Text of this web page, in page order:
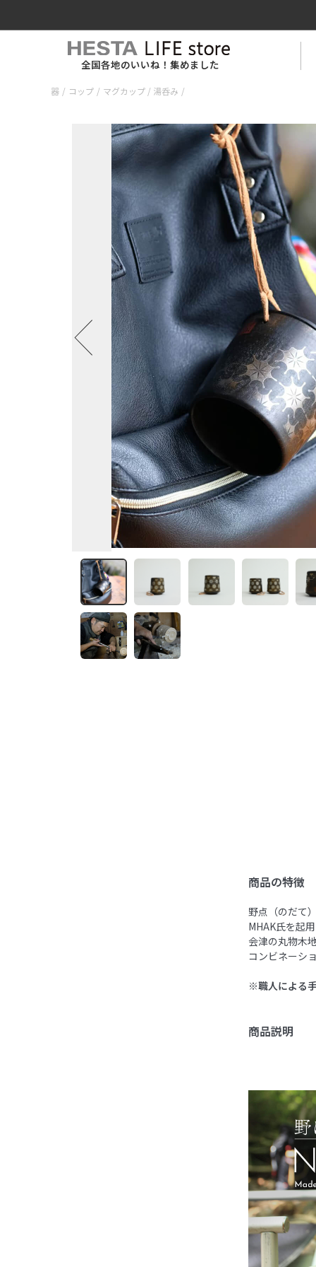
全国各地のいいね！集めました
器 / コップ / マグカップ / 湯呑み /
商品の特徴
野点（のだて
MHAK氏を起
会津の丸物木
コンビネーシ
※職人による
商品説明